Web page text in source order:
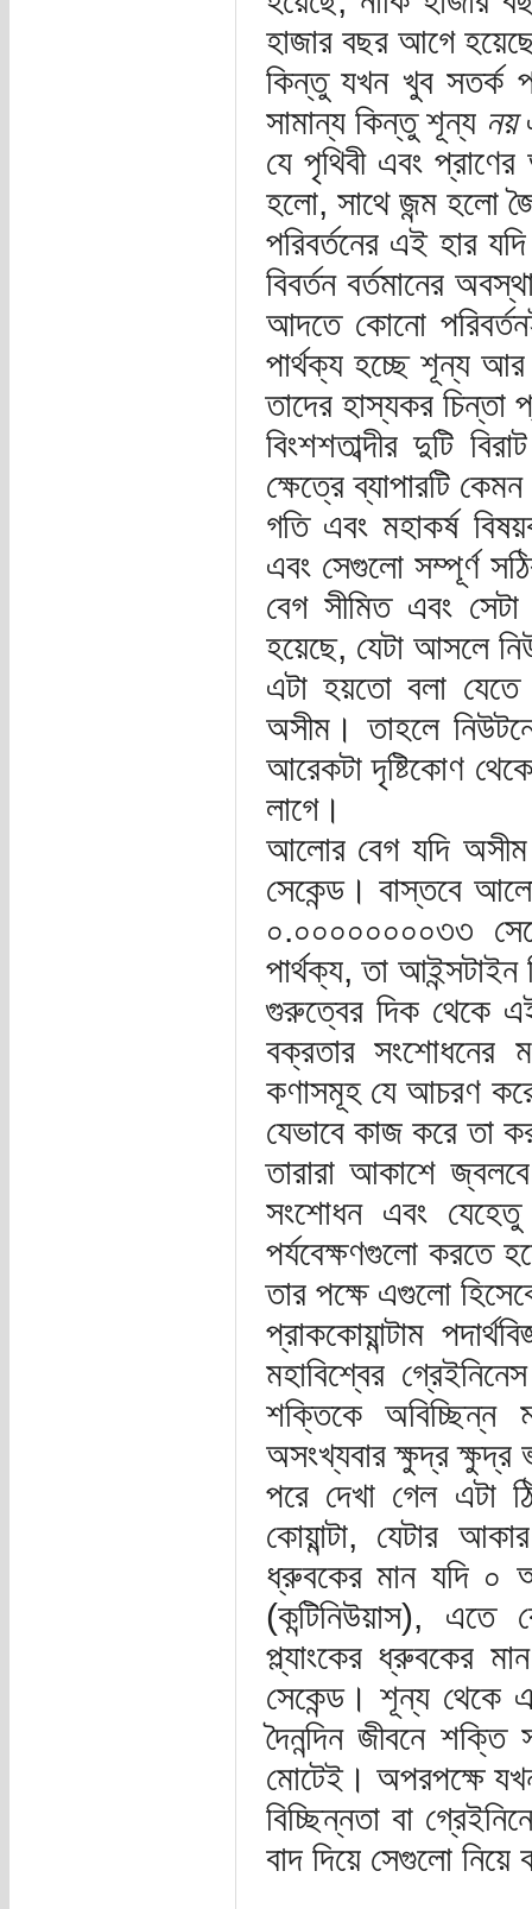
হাজার বছর আগে
কিন্তু যখন খুব সতর্ক
সামান্য কিন্তু শূন্য নয়
যে পৃথিবী এবং
হলো, সাথে জন্ম হলো
পরিবর্তনের এই হার
বিবর্তন বর্তমানের
আদতে কোনো
পার্থক্য হচ্ছে শূন্য আর
তাদের হাস্যকর চিন্তা
বিংশশতাব্দীর দুটি
ক্ষেত্রে ব্যাপারটি
গতি এবং মহাকর্ষ
এবং সেগুলো সম্পূর্ণ
বেগ সীমিত এবং
হয়েছে, যেটা আসলে
এটা হয়তো বলা
অসীম। তাহলে
আরেকটা দৃষ্টিকোণ
লাগে।
আলোর বেগ যদি
সেকেন্ড। বাস্তবে
০.০০০০০০০০৩৩
পার্থক্য, তা
গুরুত্বের দিক থেকে
বক্রতার
কণাসমূহ যে আচরণ করে
যেভাবে কাজ করে তা
তারারা আকাশে
সংশোধন এবং যেহেতু
পর্যবেক্ষণগুলো করতে
তার পক্ষে এগুলো
প্রাককোয়ান্টাম
মহাবিশ্বের
শক্তিকে
অসংখ্যবার ক্ষুদ্র ক্ষুদ্র
পরে দেখা গেল এটা
কোয়ান্টা, যেটার
ধ্রুবকের মান যদি ০
(কন্টিনিউয়াস), এতে
প্ল্যাংকের ধ্রুবকের
সেকেন্ড। শূন্য
দৈনন্দিন জীবনে
মোটেই। অপরপক্ষে
বিচ্ছিন্নতা বা
বাদ দিয়ে সেগুলো